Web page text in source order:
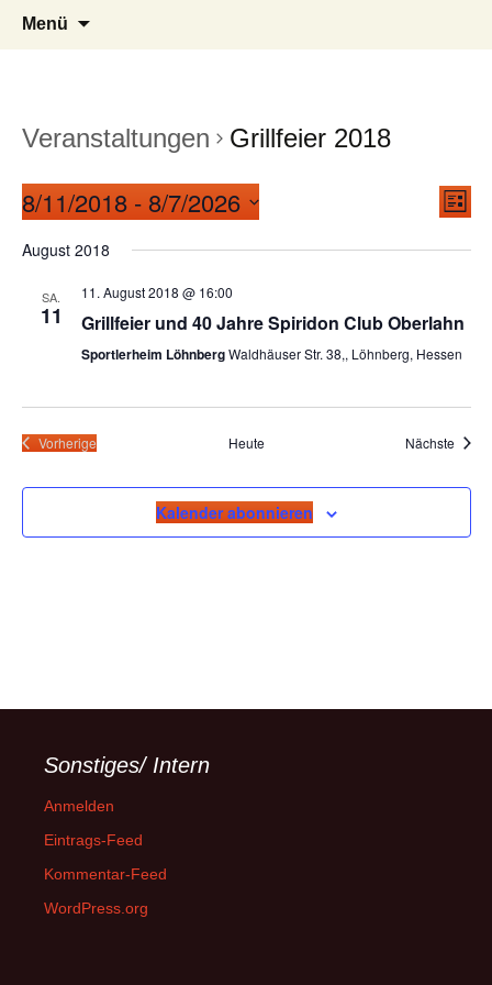
Spiridon Club Oberlahn e.V.
Verein für Leichtathletik und
Ausdauersport
Menü
Veranstaltungen Grillfeier 2018
List
8/11/2018 - 8/7/2026
wählen.
August 2018
SA.
11
11. August 2018 @ 16:00
Grillfeier und 40 Jahre Spiridon Club Oberlahn
Sportlerheim LöhnbergWaldhäuser Str. 38,, Löhnberg, Hessen
Vorherige
Heute Nächste
Kalender abonnieren
Sonstiges/ Intern
Anmelden
Eintrags-Feed
Kommentar-Feed
WordPress.org